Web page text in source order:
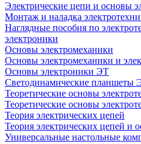
Электрические цепи и основы
Монтаж и наладка
Наглядные пособия по
электроники
Основы электромеханики
Основы электромеханики и
Основы электроники ЭТ
Светодинамические планшеты
Теоретические основы
Теоретические основы
Теория электрических цепей
Теория электрических цепей и
Универсальные настольные